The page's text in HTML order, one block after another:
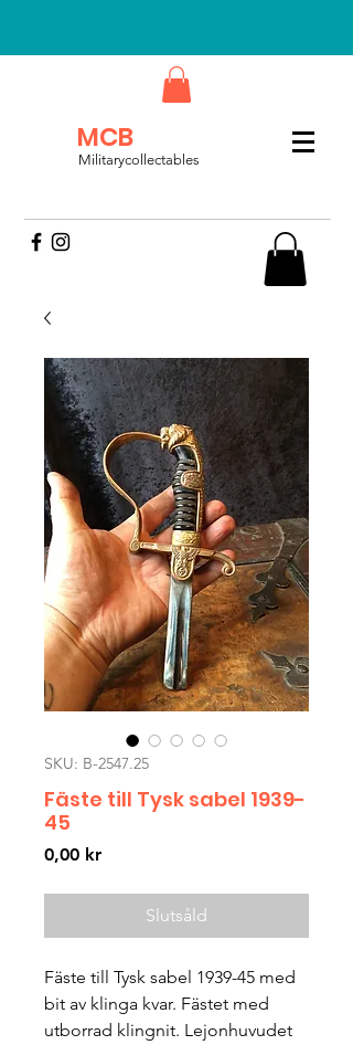
MCB
Militarycollectables
SKU: B-2547.25
Fäste till Tysk sabel 1939-
45
0,00 krPris
Slutsåld
Fäste till Tysk sabel 1939-45 med
bit av klinga kvar. Fästet med
utborrad klingnit. Lejonhuvudet